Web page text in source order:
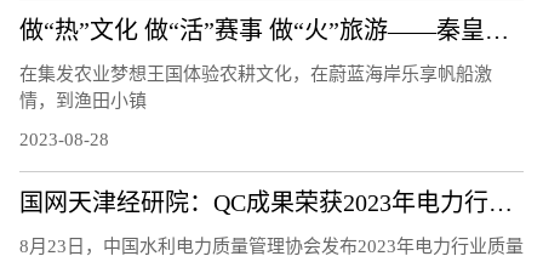
做“热”文化 做“活”赛事 做“火”旅游——秦皇岛文体旅融合发展观察
在集发农业梦想王国体验农耕文化，在蔚蓝海岸乐享帆船激
情，到渔田小镇
2023-08-28
国网天津经研院：QC成果荣获2023年电力行业质量管理小组活动成果三等奖
8月23日，中国水利电力质量管理协会发布2023年电力行业质量